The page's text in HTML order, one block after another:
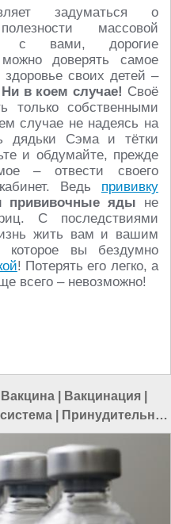
задуматься о
массовой
вами, дорогие
можно доверять самое
своих детей –
Ни в коем случае! Своё
только собственными
случае не надеясь на
дядьки Сэма и тётки
и обдумайте, прежде
– отвести своего
Ведь прививку
прививочные яды не
С последствиями
жить вам и вашим
которое вы бездумно
! Потерять его легко, а
всего – невозможно!
Вакцина Вакцинация
Принудительная